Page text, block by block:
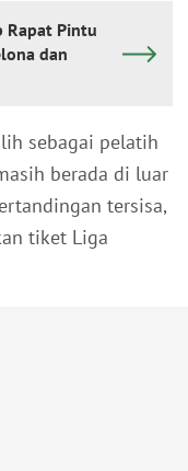
Rapat Pintu
dan
sebagai pelatih
berada di luar
tersisa,
tiket Liga